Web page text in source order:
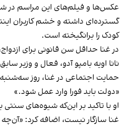
عکس‌ها و فیلم‌های این مراسم در
گسترده‌ای داشته و خشم کاربران
کودک را برانگیخته است.
در غنا حداقل سن قانونی برای ازدواج، ۱۸ سال
نانا اویه بامپو آدو، فعال و وزیر
حمایت اجتماعی در غنا، روز
«دولت باید فورا وارد عمل شود.»
او با تاکید بر این‌که شیوه‌های
غنا سازگار نیست، اضافه کرد: